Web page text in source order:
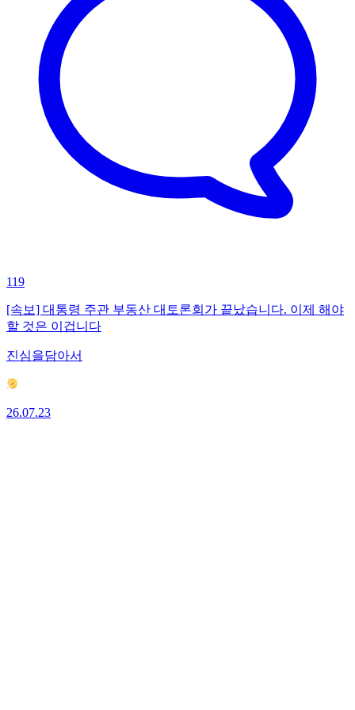
119
[속보] 대통령 주관 부동산 대토론회가 끝났습니다. 이제 해야
할 것은 이겁니다
진심을담아서
26.07.23